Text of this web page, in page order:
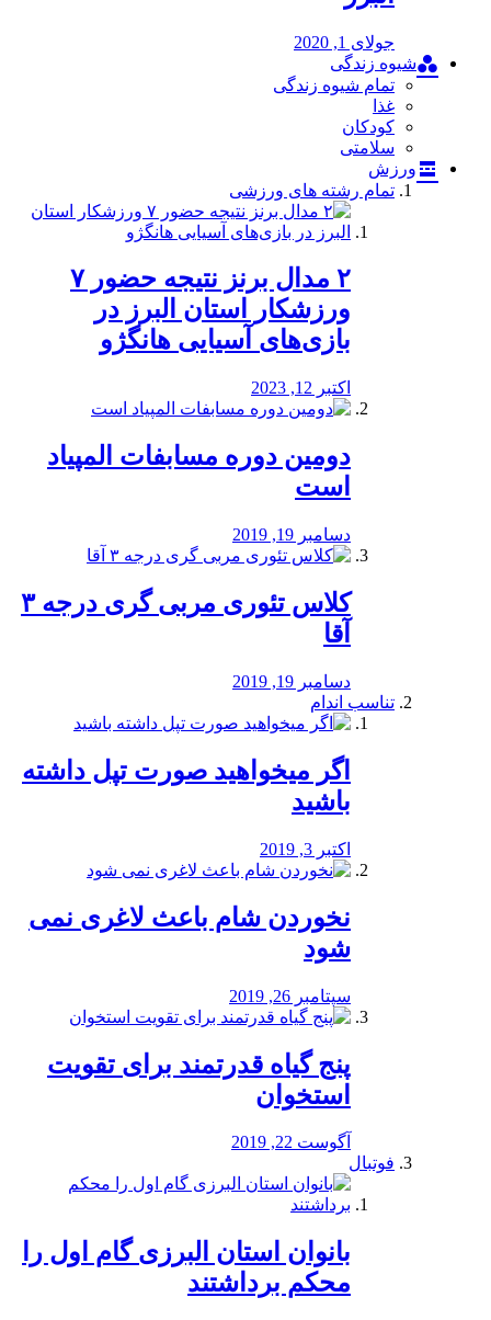
جولای 1, 2020
شیوه زندگی
تمام شیوه زندگی
غذا
کودکان
سلامتی
ورزش
تمام رشته های ورزشی
۲ مدال برنز نتیجه حضور ۷
ورزشکار استان البرز در
بازی‌های آسیایی هانگژو
اکتبر 12, 2023
دومین دوره مسابفات المپیاد
است
دسامبر 19, 2019
کلاس تئوری مربی گری درجه ۳
آقا
دسامبر 19, 2019
تناسب اندام
اگر میخواهید صورت تپل داشته
باشید
اکتبر 3, 2019
نخوردن شام باعث لاغری نمی
‌شود
سپتامبر 26, 2019
پنج گیاه قدرتمند برای تقویت
استخوان
آگوست 22, 2019
فوتبال
بانوان استان البرزی گام اول را
محكم برداشتند